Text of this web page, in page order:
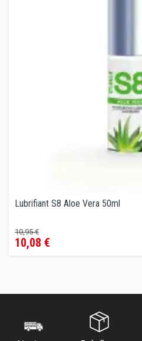
Lubrifiant S8 Aloe Vera 50ml
Prix
de
10,95 €Prix
10,08 €